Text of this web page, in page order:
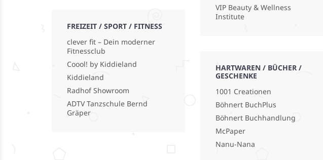
FREIZEIT / SPORT / FITNESS
clever fit – Dein moderner
Fitnessclub
Coool! by Kiddieland
Kiddieland
Radhof Showroom
ADTV Tanzschule Bernd
Gräper
VIP Beauty & Wellness
Institute
HARTWAREN / BÜCHER /
GESCHENKE
1001 Creationen
Böhnert BuchPlus
Böhnert Buchhandlung
McPaper
Nanu-Nana